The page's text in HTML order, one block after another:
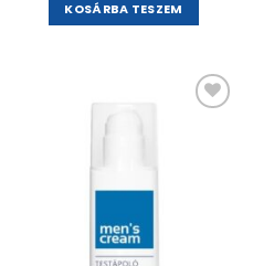
KOSÁRBA TESZEM